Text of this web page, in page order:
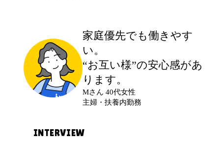
実際に働いてみて
自宅近くの現場を紹介してもらえまし
た。チョコレートの検品など簡単な作業
られています。
応募のきっかけ
前の職場を退職し、次の仕事が決まるま
での間、しっかり稼げる仕事を探して応
募しました。週5日で安定して入れる点が
決め手でした。
30代から新しい環境に馴染めるか、体力
家庭優先でも働きやす
い。
“お互い様”の安心感があ
ります。
Mさん 40代女性
主婦・扶養内勤務
INTERVIEW